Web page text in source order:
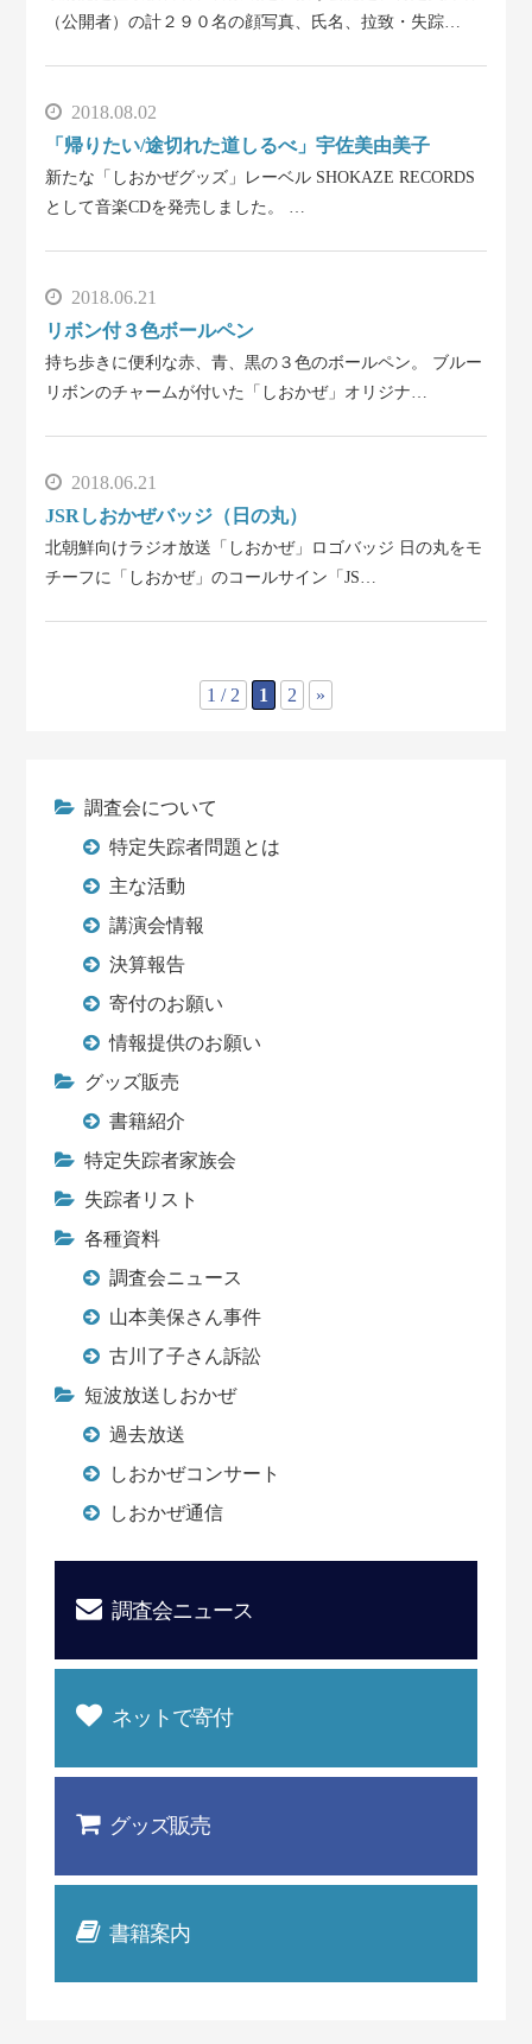
（公開者）の計２９０名の顔写真、氏名、拉致・失踪…
2018.08.02
「帰りたい/途切れた道しるべ」宇佐美由美子
新たな「しおかぜグッズ」レーベル SHOKAZE RECORDS
として音楽CDを発売しました。 …
2018.06.21
リボン付３色ボールペン
持ち歩きに便利な赤、青、黒の３色のボールペン。 ブルー
リボンのチャームが付いた「しおかぜ」オリジナ…
2018.06.21
JSRしおかぜバッジ（日の丸）
北朝鮮向けラジオ放送「しおかぜ」ロゴバッジ 日の丸をモ
チーフに「しおかぜ」のコールサイン「JS…
1 / 2 1 2 »
調査会について
特定失踪者問題とは
主な活動
講演会情報
決算報告
寄付のお願い
情報提供のお願い
グッズ販売
書籍紹介
特定失踪者家族会
失踪者リスト
各種資料
調査会ニュース
山本美保さん事件
古川了子さん訴訟
短波放送しおかぜ
過去放送
しおかぜコンサート
しおかぜ通信
調査会ニュース
ネットで寄付
グッズ販売
書籍案内